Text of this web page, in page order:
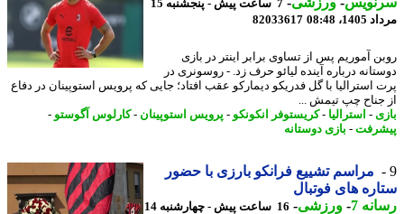
7 ساعت پیش - پنجشنبه 15
08:48
82033617
آموریم پس از تساوی برابر اینتر در بازی
درباره آینده لیائو حرف زد. - روسونری در
استرالیا با گل فدریکو دیمارکو عقب افتاد؛ جایی که پرویس استوپینان در دفاع
چپ تیمش ...
- استرالیا- کریستوفر انکونکو-پرویس استوپینان-کارلوس آگوستو-
-بازی دوستانه
مراسم تشییع فرانکو بارزی با حضور
های فوتبال
7
-ورزشی-
16 ساعت پیش - چهارشنبه 14